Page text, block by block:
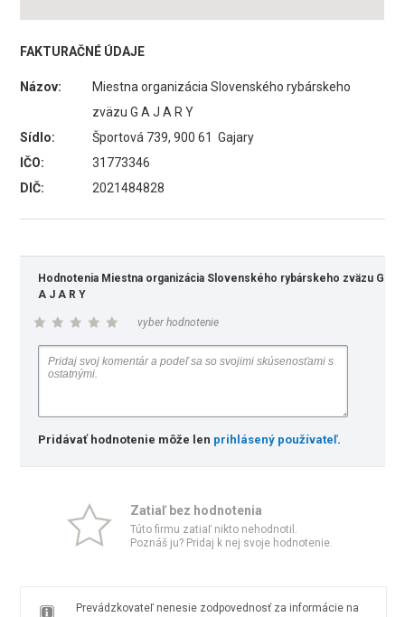
FAKTURAČNÉ ÚDAJE
Názov:
Miestna organizácia Slovenského rybárskeho
zväzu G A J A R Y
Sídlo:
Športová 739, 900 61 Gajary
IČO:
31773346
DIČ:
2021484828
Hodnotenia Miestna organizácia Slovenského rybárskeho zväzu G
A J A R Y
vyber hodnotenie
Pridávať hodnotenie môže len prihlásený používateľ.
Zatiaľ bez hodnotenia
Túto firmu zatiaľ nikto nehodnotil.
Poznáš ju? Pridaj k nej svoje hodnotenie.
Prevádzkovateľ nenesie zodpovednosť za informácie na